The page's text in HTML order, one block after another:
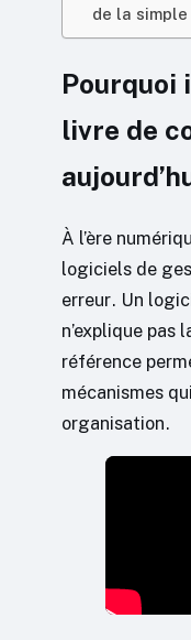
de la
Pourquoi
livre de
À l’ère
logiciels de
erreur. Un
n’explique pas
référence
mécanismes
organisation.